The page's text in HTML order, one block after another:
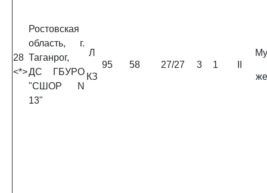
28
<*>
Ростовская
область, г.
Таганрог,
ДС ГБУРО
"СШОР N
13"
Л
КЗ
95 58 27/27 3 1